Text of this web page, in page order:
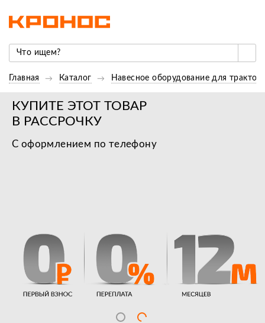
Главная Каталог Навесное оборудование для
КУПИТЕ ЭТОТ ТОВАР
В РАССРОЧКУ
С оформлением по телефону